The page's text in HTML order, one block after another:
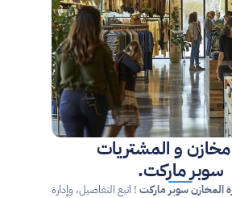
مخازن و المشتريات
سوبر ماركت.
المخازن سوبر ماركت